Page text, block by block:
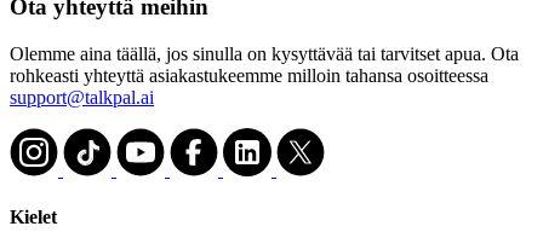
Ota yhteyttä meihin
Olemme aina täällä, jos sinulla on kysyttävää tai tarvitset apua. Ota
rohkeasti yhteyttä asiakastukeemme milloin tahansa osoitteessa
support@talkpal.ai
Kielet